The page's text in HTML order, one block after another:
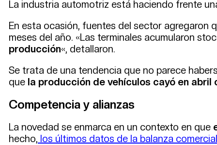
La industria automotriz está haciendo frente
En esta ocasión, fuentes del sector agregaron
meses del año. «Las terminales acumularon
producción«, detallaron.
Se trata de una tendencia que no parece
que la producción de vehículos cayó en abril
Competencia y alianzas
La novedad se enmarca en un contexto en que
hecho, los últimos datos de la balanza